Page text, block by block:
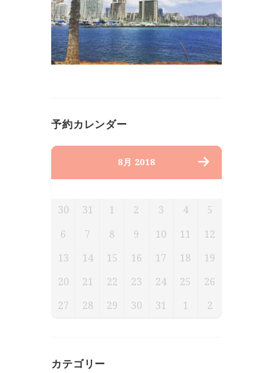
予約カレンダー
8月 2018
30 31 1 2 3 4 5
6 7 8 9 10 11 12
13 14 15 16 17 18 19
20 21 22 23 24 25 26
27 28 29 30 31 1 2
カテゴリー